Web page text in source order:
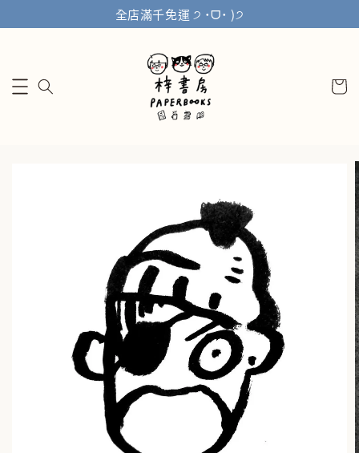
全店滿千免運 ੭ ˙ᗜ˙ )੭